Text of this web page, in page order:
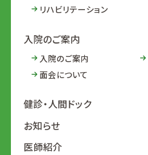
リハビリテーション
入院のご案内
入院のご案内
面会について
健診・人間ドック
お知らせ
医師紹介